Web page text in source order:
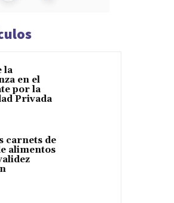
la
en el
por la
Privada
carnets de
alimentos